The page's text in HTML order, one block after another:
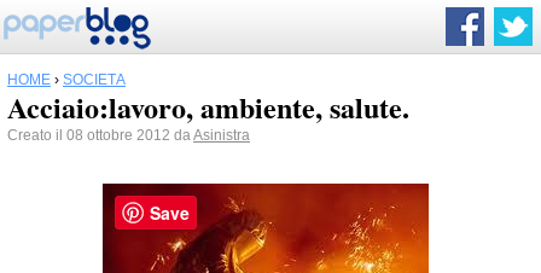
HOME › SOCIETÀ
Acciaio:lavoro, ambiente, salute.
Creato il 08 ottobre 2012 daAsinistra
Save